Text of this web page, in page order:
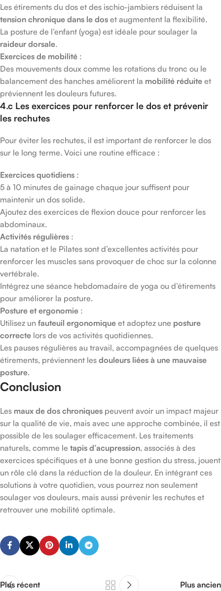
Les étirements du dos et des ischio-jambiers réduisent la
tension chronique dans le dos et augmentent la flexibilité.
La posture de l’enfant (yoga) est idéale pour soulager la
raideur dorsale.
Exercices de mobilité :
Des mouvements doux comme les rotations du tronc ou le
balancement des hanches améliorent la mobilité réduite et
préviennent les douleurs futures.
4.c Les exercices pour renforcer le dos et prévenir
les rechutes
Pour éviter les rechutes, il est important de renforcer le dos
sur le long terme. Voici une routine efficace :
Exercices quotidiens :
5 à 10 minutes de gainage chaque jour suffisent pour
maintenir un dos solide.
Ajoutez des exercices de flexion douce pour renforcer les
abdominaux.
Activités régulières :
La natation et le Pilates sont d’excellentes activités pour
renforcer les muscles sans provoquer de choc sur la colonne
vertébrale.
Intégrez une séance hebdomadaire de yoga ou d’étirements
pour améliorer la posture.
Posture et ergonomie :
Utilisez un fauteuil ergonomique et adoptez une posture
correcte lors de vos activités quotidiennes.
Les pauses régulières au travail, accompagnées de quelques
étirements, préviennent les douleurs liées à une mauvaise
posture.
Conclusion
Les maux de dos chroniques peuvent avoir un impact majeur
sur la qualité de vie, mais avec une approche combinée, il est
possible de les soulager efficacement. Les traitements
naturels, comme le tapis d’acupression, associés à des
exercices spécifiques et à une bonne gestion du stress, jouent
un rôle clé dans la réduction de la douleur. En intégrant ces
solutions à votre quotidien, vous pourrez non seulement
soulager vos douleurs, mais aussi prévenir les rechutes et
retrouver une mobilité optimale.
Plus récent Plus ancien